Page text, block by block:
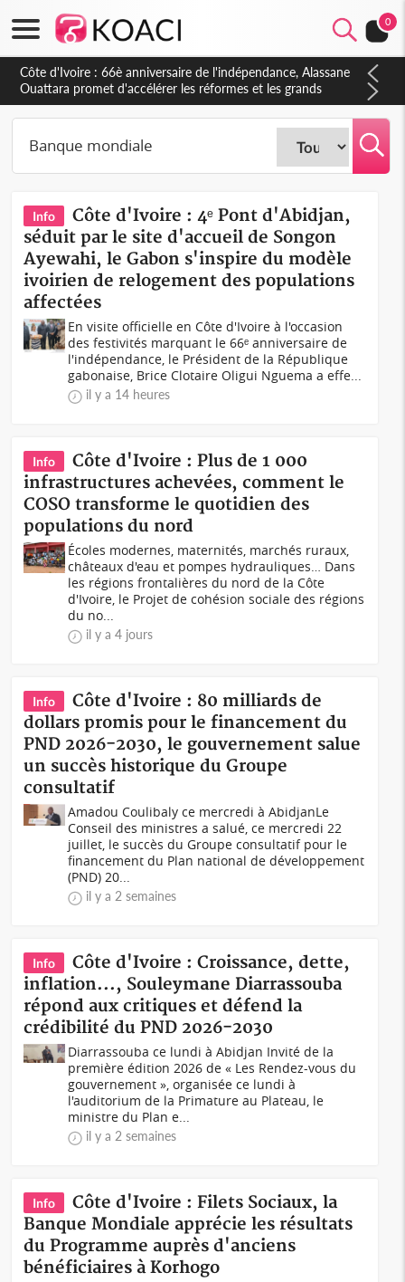
0
Côte d'Ivoire : À Abidjan, Amadou Oury Bah admire le modèle
ivoirien et veut s'en inspirer pour accélérer le développement
de la Guinée
Info
Côte d'Ivoire : 4ᵉ Pont d'Abidjan,
séduit par le site d'accueil de Songon
Ayewahi, le Gabon s'inspire du modèle
ivoirien de relogement des populations
affectées
En visite officielle en Côte d'Ivoire à l'occasion
des festivités marquant le 66ᵉ anniversaire de
l'indépendance, le Président de la République
gabonaise, Brice Clotaire Oligui Nguema a effe...
il y a 14 heures
Info
Côte d'Ivoire : Plus de 1 000
infrastructures achevées, comment le
COSO transforme le quotidien des
populations du nord
Écoles modernes, maternités, marchés ruraux,
châteaux d'eau et pompes hydrauliques… Dans
les régions frontalières du nord de la Côte
d'Ivoire, le Projet de cohésion sociale des régions
du no...
il y a 4 jours
Info
Côte d'Ivoire : 80 milliards de
dollars promis pour le financement du
PND 2026-2030, le gouvernement salue
un succès historique du Groupe
consultatif
Amadou Coulibaly ce mercredi à AbidjanLe
Conseil des ministres a salué, ce mercredi 22
juillet, le succès du Groupe consultatif pour le
financement du Plan national de développement
(PND) 20...
il y a 2 semaines
Info
Côte d'Ivoire : Croissance, dette,
inflation..., Souleymane Diarrassouba
répond aux critiques et défend la
crédibilité du PND 2026-2030
Diarrassouba ce lundi à Abidjan Invité de la
première édition 2026 de « Les Rendez-vous du
gouvernement », organisée ce lundi à
l'auditorium de la Primature au Plateau, le
ministre du Plan e...
il y a 2 semaines
Info
Côte d'Ivoire : Filets Sociaux, la
Banque Mondiale apprécie les résultats
du Programme auprès d'anciens
bénéficiaires à Korhogo